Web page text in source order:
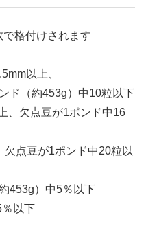
格付けされます
以上、
）中10粒以下
、欠点豆が1ポンド中16
点豆が1ポンド中20粒以
453g）中5％以下
以下